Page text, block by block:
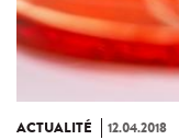
ACTUALITÉ 12.04.2018